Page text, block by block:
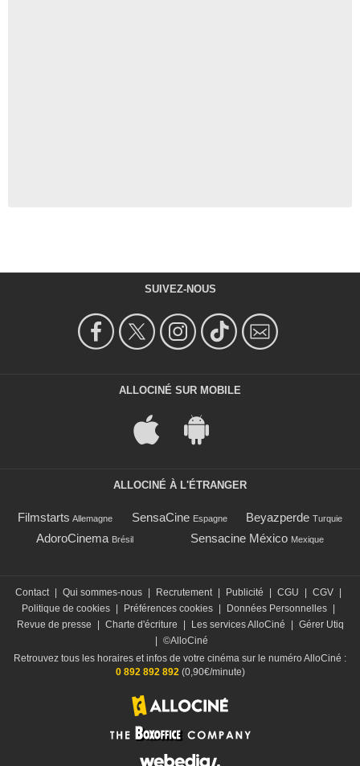
SUIVEZ-NOUS
ALLOCINÉ SUR MOBILE
ALLOCINÉ À L'ÉTRANGER
Filmstarts Allemagne SensaCine Espagne Beyazperde Turquie
AdoroCinema Brésil Sensacine México Mexique
Contact Qui sommes-nous Recrutement Publicité CGU CGV
Politique de cookies
Préférences cookies Données Personnelles
Revue de presse
Charte d'écriture Les services AlloCiné
Gérer Utiq
©AlloCiné
Retrouvez tous les horaires et infos de votre cinéma sur le numéro AlloCiné :
0 892 892 892(0,90€/minute)